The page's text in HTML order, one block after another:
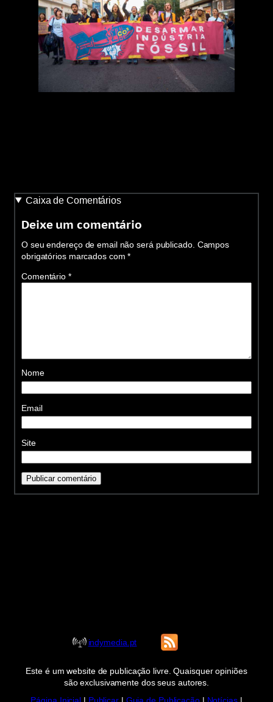
Caixa de Comentários
Deixe um comentário
O seu endereço de email não será publicado. Campos
obrigatórios marcados com*
Comentário *
Nome
Email
Site
indymedia.pt
Este é um website de publicação livre. Quaisquer opiniões
são exclusivamente dos seus autores.